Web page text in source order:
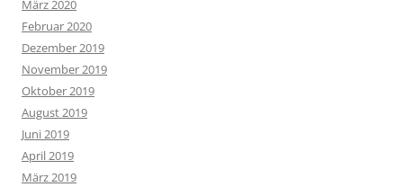
März 2020
Februar 2020
Dezember 2019
November 2019
Oktober 2019
August 2019
Juni 2019
April 2019
März 2019